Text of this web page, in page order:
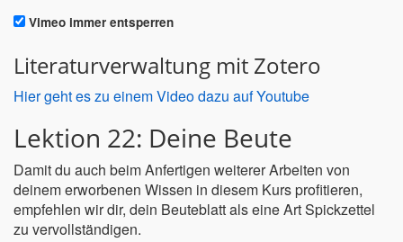
Vimeo immer entsperren
Literaturverwaltung mit Zotero
Hier geht es zu einem Video dazu auf Youtube
Lektion 22: Deine Beute
Damit du auch beim Anfertigen weiterer Arbeiten von
deinem erworbenen Wissen in diesem Kurs profitieren,
empfehlen wir dir, dein Beuteblatt als eine Art Spickzettel
zu vervollständigen.